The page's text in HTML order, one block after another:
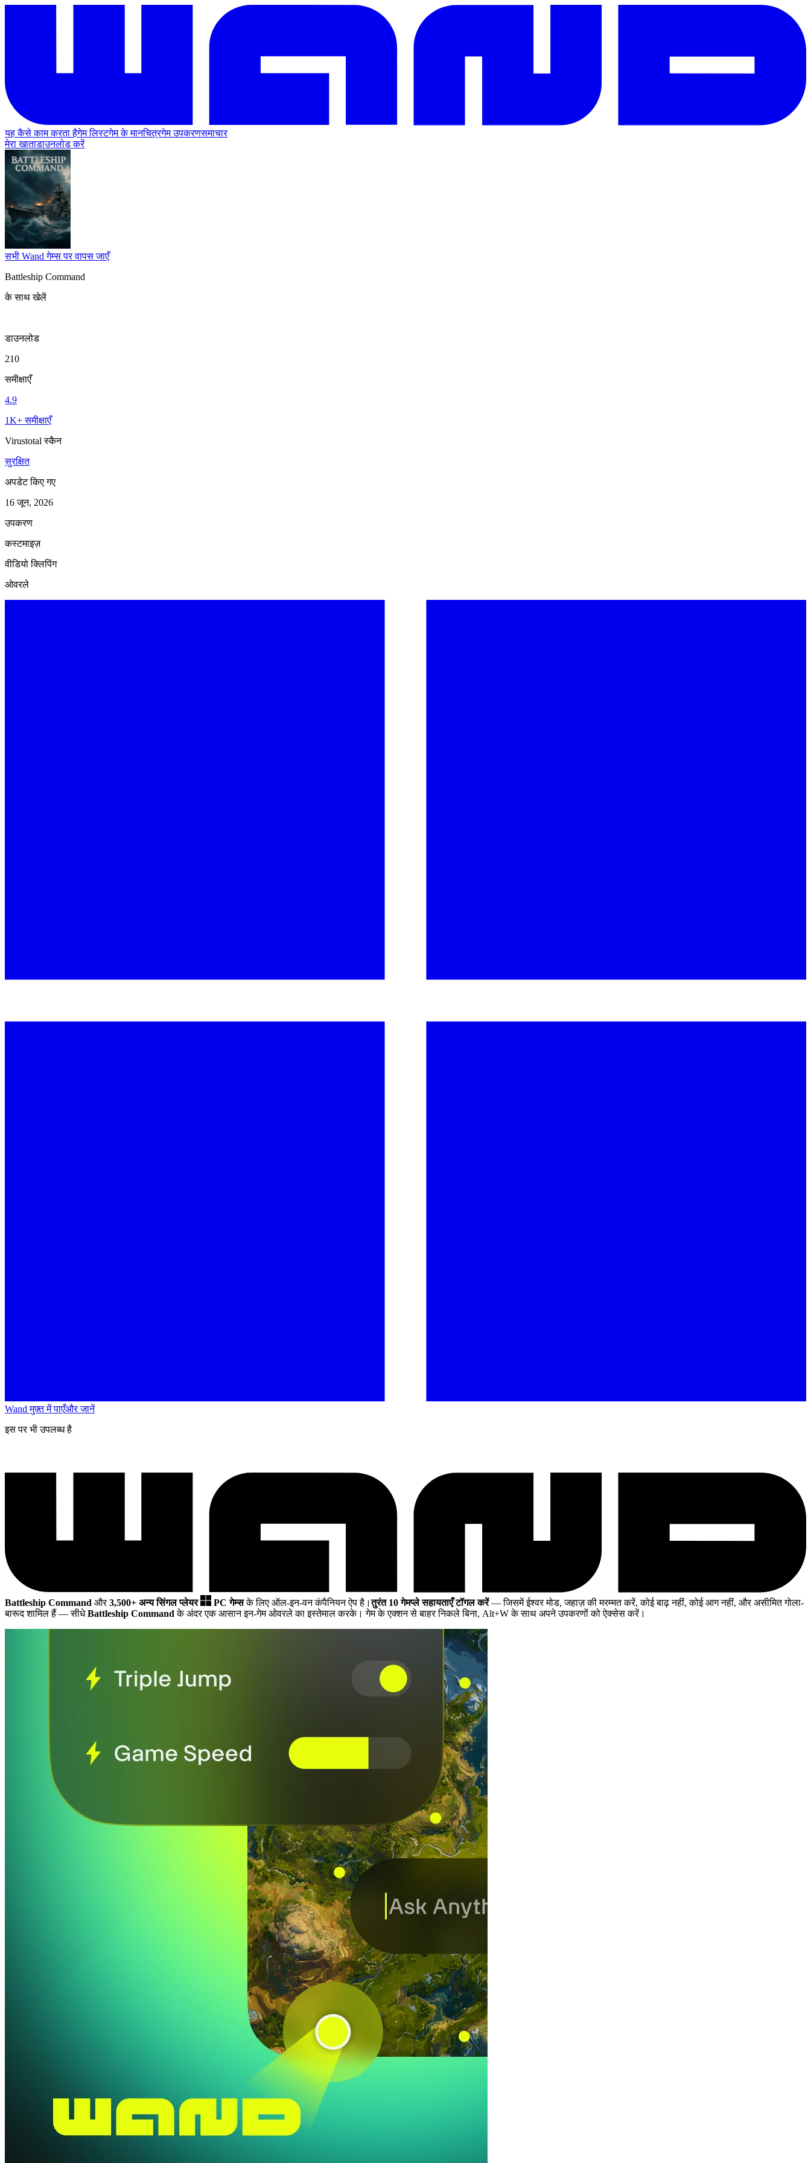
यह कैसे काम करता हैगेम लिस्टगेम के मानचित्रगेम उपकरणसमाचार
मेरा खाताडाउनलोड करें
सभी Wand गेम्स पर वापस जाएँ
Battleship Command
के साथ खेलें
डाउनलोड
210
समीक्षाएँ
4.9
1K+ समीक्षाएँ
Virustotal स्कैन
सुरक्षित
अपडेट किए गए
16 जून, 2026
उपकरण
कस्टमाइज़
वीडियो क्लिपिंग
ओवरले
Wand मुफ़्त में पाएँऔर जानें
इस पर भी उपलब्ध है
Battleship Command और3,500+ अन्य सिंगल प्लेयर PC गेम्सके लिए ऑल-इन-वन कंपैनियन ऐप है।तुरंत 10 गेमप्ले सहायताएँ टॉगल करें— जिसमें ईश्वर मोड, जहाज़ की मरम्मत करें, कोई बाढ़ नहीं, कोई आग नहीं, और असीमित गोला-
बारूद शामिल हैं — सीधेBattleship Command के अंदर एक आसान इन-गेम ओवरले का इस्तेमाल करके। गेम के एक्शन से बाहर निकले बिना, Alt+W के साथ अपने उपकरणों को ऐक्सेस करें।